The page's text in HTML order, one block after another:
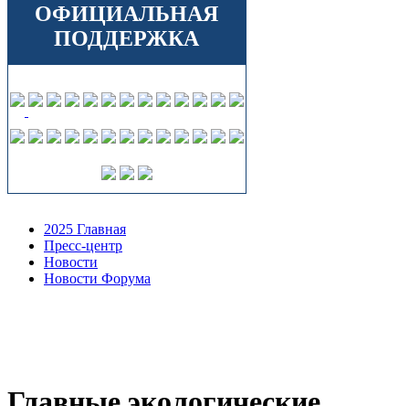
ОФИЦИАЛЬНАЯ
ПОДДЕРЖКА
2025 Главная
Пресс-центр
Новости
Новости Форума